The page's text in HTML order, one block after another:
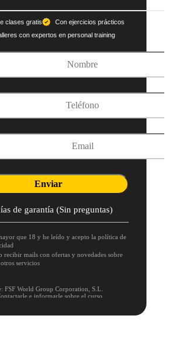
clases gratis
Con ejercicios prácticos
con expertos en personal training
de garantía (Sin preguntas)
que 18 y he leído y acepto la política de
recibir mails con ofertas y novedades sobre
servicios
FSF World Group Corporation, S.L.
e informarle sobre el curso.
datos se eliminan en cuanto se le da la